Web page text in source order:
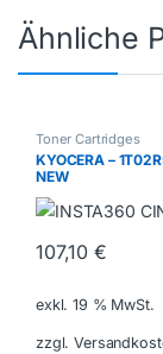
Ähnliche
Toner Cartridges
KYOCERA –
NEW
107,10€
exkl. 19 % MwSt.
zzgl.